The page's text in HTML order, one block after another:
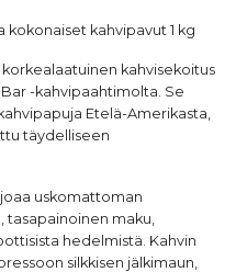
kokonaiset kahvipavut 1 kg
kahvisekoitus
-kahvipaahtimolta. Se
Etelä-Amerikasta,
täydelliseen
uskomattoman
tasapainoinen maku,
hedelmistä. Kahvin
silkkisen jälkimaun,